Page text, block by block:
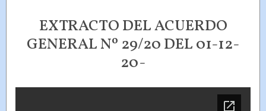
EXTRACTO DEL ACUERDO
GENERAL Nº 29/20 DEL 01-12-
20-